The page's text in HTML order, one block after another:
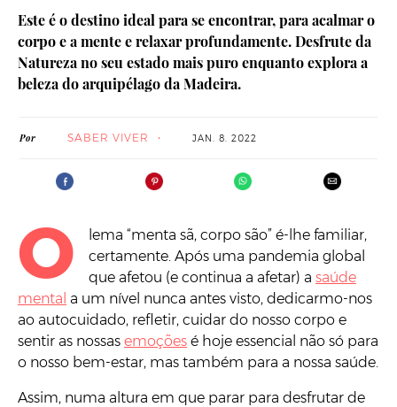
Este é o destino ideal para se encontrar, para acalmar o
corpo e a mente e relaxar profundamente. Desfrute da
Natureza no seu estado mais puro enquanto explora a
beleza do arquipélago da Madeira.
Por SABER VIVER JAN. 8. 2022
O
lema “menta sã, corpo são” é-lhe familiar,
certamente. Após uma pandemia global
que afetou (e continua a afetar) a saúde
mental a um nível nunca antes visto, dedicarmo-nos
ao autocuidado, refletir, cuidar do nosso corpo e
sentir as nossas emoções é hoje essencial não só para
o nosso bem-estar, mas também para a nossa saúde.
Assim, numa altura em que parar para desfrutar de